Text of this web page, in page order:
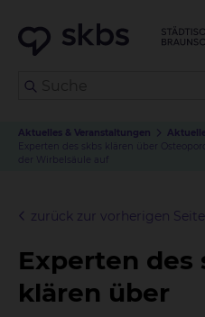
Aktuelles & Veranstaltungen
Experten des skbs klären über
der Wirbelsäule auf
zurück zur vorherigen Seite
Experten des
klären über